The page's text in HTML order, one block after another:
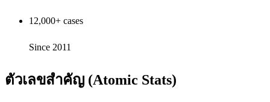
12,000+ cases
Since 2011
ตัวเลขสำคัญ (Atomic Stats)